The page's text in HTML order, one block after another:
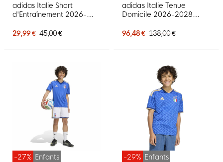
adidas Italie Short
d'Entraînement 2026-
29,99 € 45,00 €
adidas Italie Tenue
Domicile 2026-2028
96,48 € 138,00 €
-27% Enfants
-29% Enfants